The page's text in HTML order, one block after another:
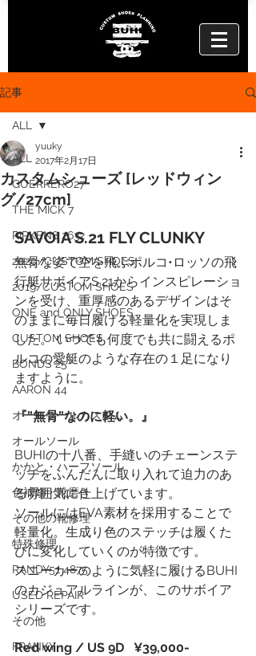
記事
ALL
GUERRERO27
THE MICK 7
RIPKEN8 2632
2020/CUSTOM SHOES
2019/CUSTOM SHOES
ONE and ONLY SHOES
CUSTOM SHOES
BONDS 25
AARON 44
オールソールカスタム
オールソール
かかと・ハーフソール
色補修・靴磨き
その他の靴修理
特殊修理
RANDY51 4875
USED REPAIR
その他
FRANKY
ALL
カスタムシューズ [レッドウィン
グ/27cm]
yuuky
2017年2月17日
SAVOIA S.21 FLY CLUNKY
無骨な姿で空を飛ぶポルコ•ロッソの飛
行艇サボイアS.21からインスピレーショ
ンを受け、重厚感のあるデザインはそ
のままに毎日履ける軽量化を実現しま
した。 いつでも何度でも共に闘えるポ
ルコの愛艇のような存在の１足になり
ますように。
『”無骨”なのに軽い。』
BUHIの十八番、手縫いのチェーンステ
ッチをふんだんに取り入れて迫力のあ
る雰囲気に仕上げています。
ソールにはEVA素材を採用することで
軽量化。生成り色のステッチは履くた
びに変化していくのが特徴です。
スニーカーのように気軽に履けるBUHI
のカジュアルラインが、このサボイア
シリーズです。
Red wing / US 9D   ¥39,000-